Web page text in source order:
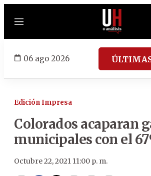
Menú
06 ago 2026
Edición Impresa
Colorados acaparan
municipales con el
Octubre 22, 2021 11:00 p. m.